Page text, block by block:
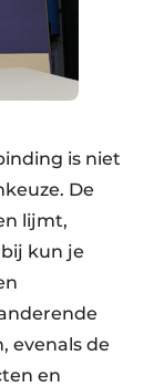
is niet
De
lijmt,
kun je
evenals de
en